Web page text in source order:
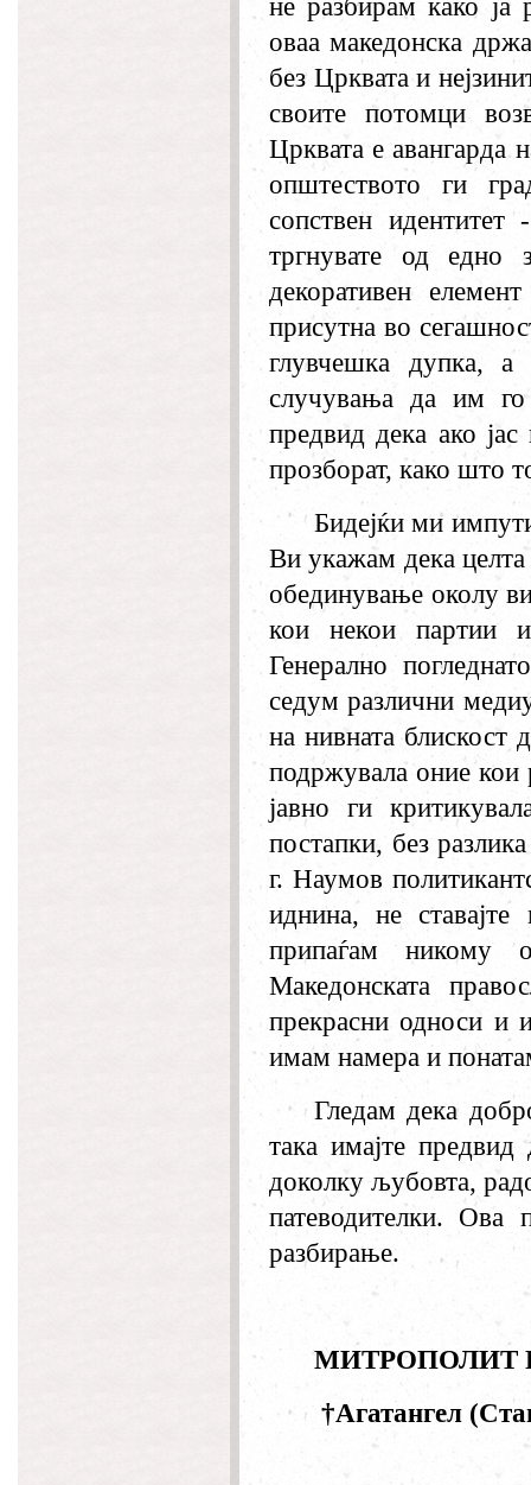
оваа македонска
без Црквата и
своите потомци
Црквата е авангарда
општеството ги
сопствен
тргнувате од едно
декоративен
присутна во
глувчешка дупка, а
случувања да им го
предвид дека ако
прозборат, како што
Бидејќи ми
Ви укажам дека
обединување околу
кои некои партии
Генерално
седум различни
на нивната блискост
подржувала оние кои
јавно ги
постапки, без
г. Наумов
иднина, не
припаѓам никому
Македонската
прекрасни односи и
имам намера и
Гледам дека
така имајте
доколку љубовта,
патеводителки.
разбирање.
МИТРОПОЛИТ
†Агатангел